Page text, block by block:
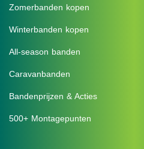
Zomerbanden kopen
Winterbanden kopen
All-season banden
Caravanbanden
Bandenprijzen & Acties
500+ Montagepunten